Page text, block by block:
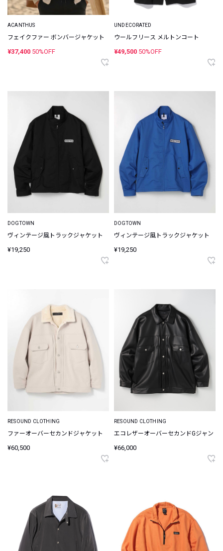
ACANTHUS
フェイクファー ボンバージャケット
¥37,400 50%OFF
UNDECORATED
ウールフリース メルトンコート
¥49,500 50%OFF
DOGTOWN
ヴィンテージ風トラックジャケット
¥19,250
DOGTOWN
ヴィンテージ風トラックジャケット
¥19,250
RESOUND CLOTHING
ファーオーバーセカンドジャケット
¥60,500
RESOUND CLOTHING
エコレザーオーバーセカンドGジャン
¥66,000